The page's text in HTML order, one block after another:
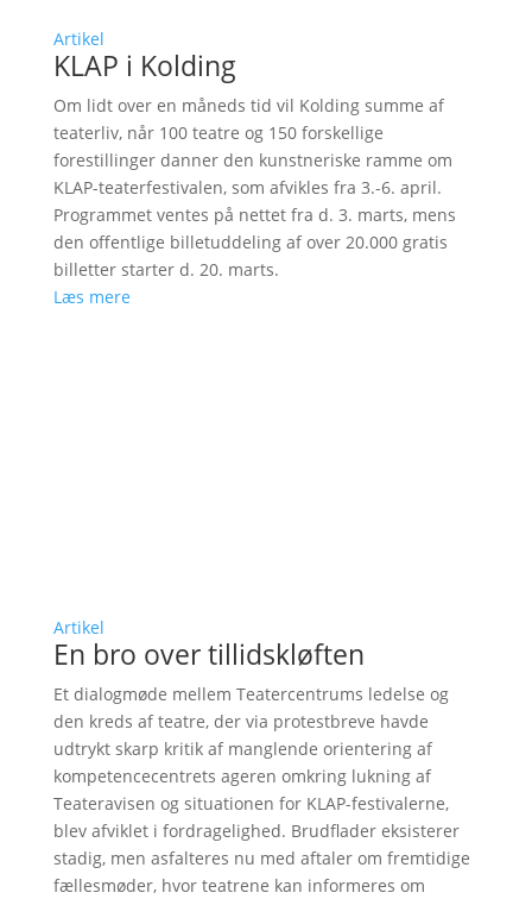
Artikel
KLAP i Kolding
Om lidt over en måneds tid vil Kolding summe af
teaterliv, når 100 teatre og 150 forskellige
forestillinger danner den kunstneriske ramme om
KLAP-teaterfestivalen, som afvikles fra 3.-6. april.
Programmet ventes på nettet fra d. 3. marts, mens
den offentlige billetuddeling af over 20.000 gratis
billetter starter d. 20. marts.
Læs mere
Artikel
En bro over tillidskløften
Et dialogmøde mellem Teatercentrums ledelse og
den kreds af teatre, der via protestbreve havde
udtrykt skarp kritik af manglende orientering af
kompetencecentrets ageren omkring lukning af
Teateravisen og situationen for KLAP-festivalerne,
blev afviklet i fordragelighed. Brudflader eksisterer
stadig, men asfalteres nu med aftaler om fremtidige
fællesmøder, hvor teatrene kan informeres om